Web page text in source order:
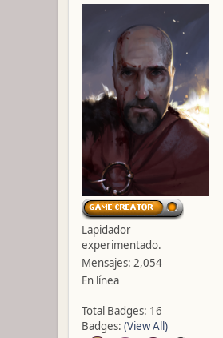
Lapidador
experimentado.
Mensajes: 2,054
En línea
Total Badges: 16
Badges: (View All)